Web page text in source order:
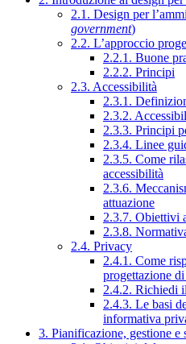
2.1. Design per
government)
2.2. L’approccio
2.2.1. Buone
2.2.2. Principi
2.3. Accessibilità
2.3.1.
2.3.2.
2.3.3. Principi
2.3.4. Linee
2.3.5. Come
accessibilità
2.3.6.
attuazione
2.3.7. Obiettivi
2.3.8.
2.4. Privacy
2.4.1. Come
progettazione
2.4.2. Richiedi
2.4.3. Le basi
informativa
3. Pianificazione, gestione e